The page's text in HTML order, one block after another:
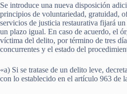
Se introduce una nueva disposición
principios de voluntariedad, gratuidad,
servicios de justicia restaurativa fijará
un plazo igual. En caso de acuerdo, el
víctima del delito, por término de tres
concurrentes y el estado del
«a) Si se tratase de un delito leve,
con lo establecido en el artículo 963 de